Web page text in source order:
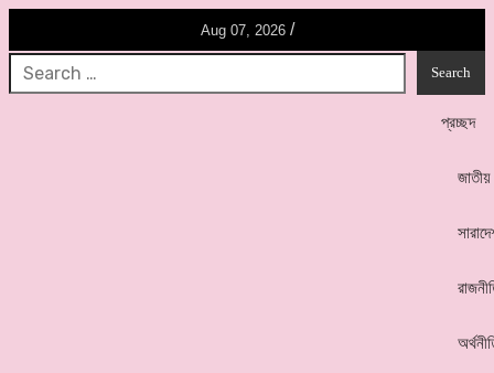
Aug 07, 2026 /
প্রচ্ছদ
জাতীয়